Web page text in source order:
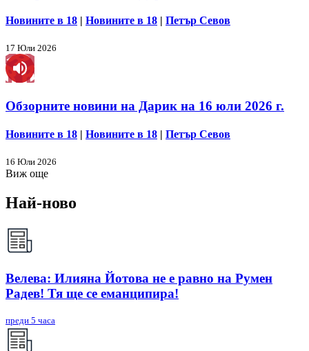
Новините в 18 | Новините в 18 | Петър Севов
17 Юли 2026
Обзорните новини на Дарик на 16 юли 2026 г.
Новините в 18 | Новините в 18 | Петър Севов
16 Юли 2026
Виж още
Най-ново
Велева: Илияна Йотова не е равно на Румен
Радев! Тя ще се еманципира!
преди 5 часа